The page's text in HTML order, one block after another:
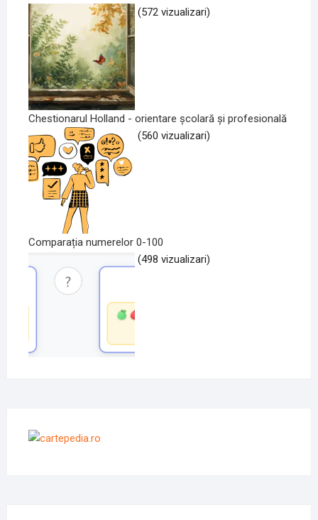
(572 vizualizari)
Chestionarul Holland - orientare școlară și profesională
(560 vizualizari)
Comparația numerelor 0-100
(498 vizualizari)